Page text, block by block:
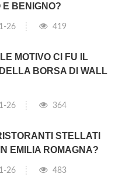
E BENIGNO?
26 419
MOTIVO CI FU IL
BORSA DI WALL
26 364
STELLATI
EMILIA ROMAGNA?
26 483